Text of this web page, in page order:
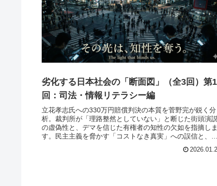
劣化する日本社会の「断面図」（全3回）第1
回：司法・情報リテラシー編
立花孝志氏への330万円賠償判決の本質を菅野完が鋭く分
析。裁判所が「理路整然としていない」と断じた街頭演
の虚偽性と、デマを信じた有権者の知性の欠如を指摘し
す。民主主義を脅かす「コストなき真実」への誤信と、